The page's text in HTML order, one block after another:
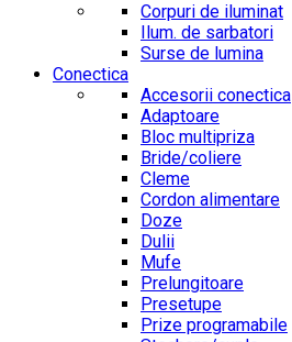
Corpuri de iluminat
Ilum. de sarbatori
Surse de lumina
Conectica
Accesorii conectica
Adaptoare
Bloc multipriza
Bride/coliere
Cleme
Cordon alimentare
Doze
Dulii
Mufe
Prelungitoare
Presetupe
Prize programabile